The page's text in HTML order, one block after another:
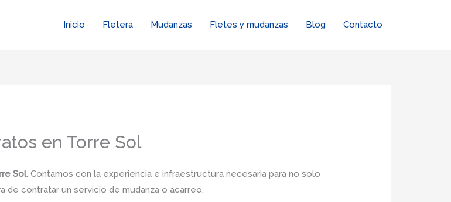
Inicio Fletera Mudanzas Fletes y mudanzas Blog Contacto
en Torre Sol
Sol. Contamos con la experiencia e infraestructura necesaria para no solo
de contratar un servicio de mudanza o acarreo.